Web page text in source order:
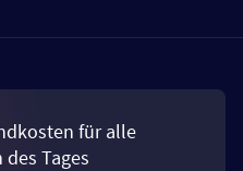
für alle
Tages